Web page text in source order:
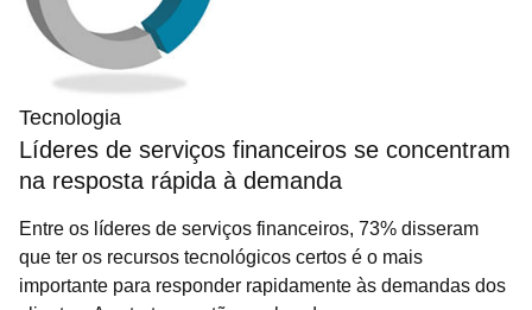
Tecnologia
Líderes de serviços financeiros se concentram
na resposta rápida à demanda
Entre os líderes de serviços financeiros, 73% disseram
que ter os recursos tecnológicos certos é o mais
importante para responder rapidamente às demandas dos